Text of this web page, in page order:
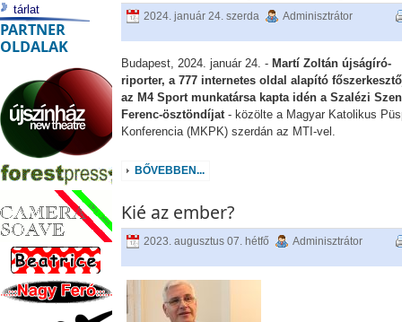
2024. január 24. szerda Adminisztrátor
Budapest, 2024. január 24. - Martí Zoltán újságíró-
riporter, a 777 internetes oldal alapító
az M4 Sport munkatársa kapta idén a Szalézi
Ferenc-ösztöndíjat- közölte a Magyar Katolikus
Konferencia (MKPK) szerdán az MTI-vel.
BŐVEBBEN...
Kié az ember?
2023. augusztus 07. hétfő Adminisztrátor
tárlat
PARTNER
OLDALAK